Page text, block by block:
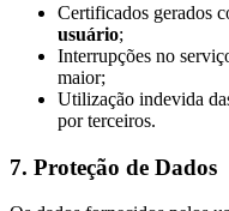
Certificados gerados
usuário;
Interrupções no
maior;
Utilização indevida
por terceiros.
7. Proteção de Dados